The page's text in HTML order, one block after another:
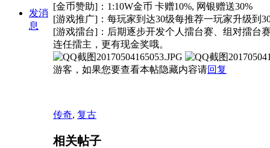
发消
息
[金币赞助]：1:10W金币 卡赠10%, 网银赠送30%
[游戏推广]：每玩家到达30级每推荐一玩家升级到
[游戏擂台]：后期逐步开发个人擂台赛、组对擂台
连任擂主，更有现金奖哦。
游客，如果您要查看本帖隐藏内容请回复
传奇, 复古
相关帖子